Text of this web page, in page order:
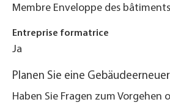
Membre Enveloppe des
Entreprise formatrice
Ja
Planen Sie eine
Haben Sie Fragen zum Vorgehen